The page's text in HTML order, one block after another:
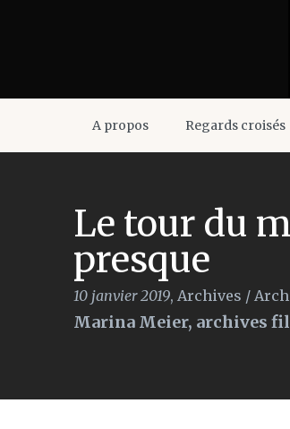
A propos Regards croisés
Le tour du
presque
10 janvier 2019, Archives /
Marina Meier, archives